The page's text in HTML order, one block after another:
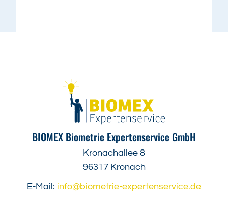
BIOMEX Biometrie Expertenservice GmbH
Kronachallee 8
96317 Kronach
E-Mail: info@biometrie-expertenservice.de